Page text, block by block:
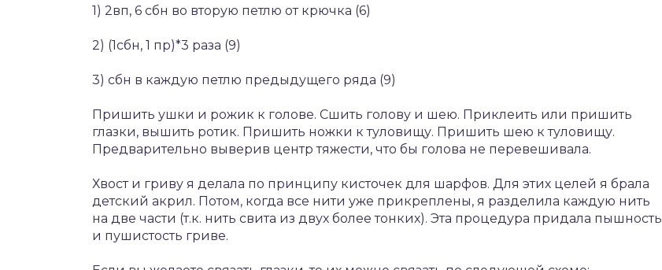
1) 2вп, 6 сбн во вторую петлю от крючка (6)
2) (1сбн, 1 пр)*3 раза (9)
3) сбн в каждую петлю предыдущего ряда (9)
Пришить ушки и рожик к голове. Сшить голову и шею. Приклеить или пришить
глазки, вышить ротик. Пришить ножки к туловищу. Пришить шею к туловищу.
Предварительно выверив центр тяжести, что бы голова не перевешивала.
Хвост и гриву я делала по принципу кисточек для шарфов. Для этих целей я брала
детский акрил. Потом, когда все нити уже прикреплены, я разделила каждую нить
на две части (т.к. нить свита из двух более тонких). Эта процедура придала пышность
и пушистость гриве.